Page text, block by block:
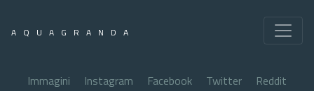
AQUAGRANDA
Immagini Instagram Facebook Twitter
Reddit